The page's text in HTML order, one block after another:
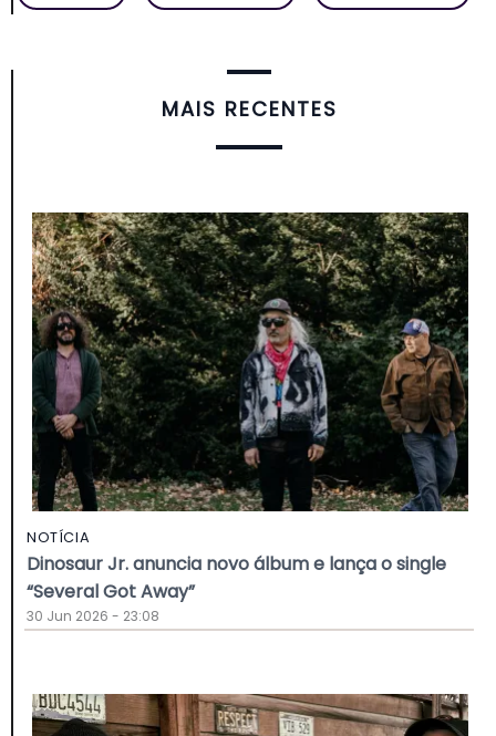
MAIS RECENTES
NOTÍCIA
Dinosaur Jr. anuncia novo álbum e lança o single
“Several Got Away”
30 Jun 2026 - 23:08